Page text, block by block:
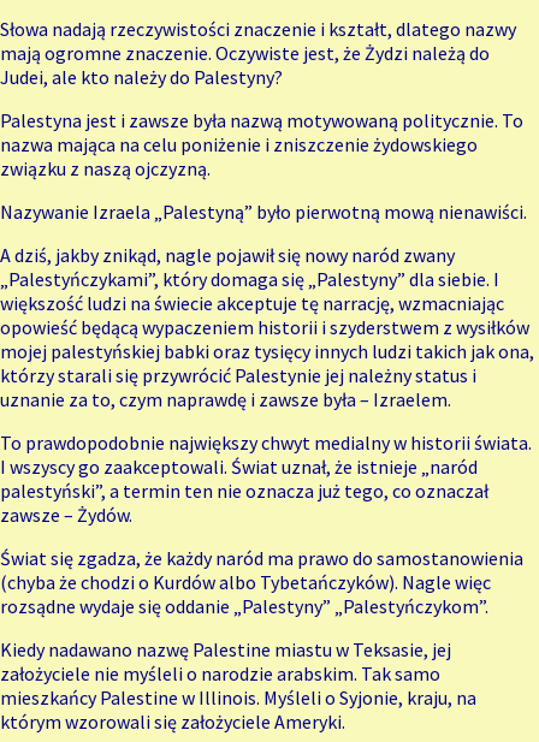
Słowa nadają rzeczywistości znaczenie i kształt, dlatego nazwy
mają ogromne znaczenie. Oczywiste jest, że Żydzi należą do
Judei, ale kto należy do Palestyny?
Palestyna jest i zawsze była nazwą motywowaną politycznie. To
nazwa mająca na celu poniżenie i zniszczenie żydowskiego
związku z naszą ojczyzną.
Nazywanie Izraela „Palestyną” było pierwotną mową nienawiści.
A dziś, jakby znikąd, nagle pojawił się nowy naród zwany
„Palestyńczykami”, który domaga się „Palestyny” dla siebie. I
większość ludzi na świecie akceptuje tę narrację, wzmacniając
opowieść będącą wypaczeniem historii i szyderstwem z wysiłków
mojej palestyńskiej babki oraz tysięcy innych ludzi takich jak ona,
którzy starali się przywrócić Palestynie jej należny status i
uznanie za to, czym naprawdę i zawsze była – Izraelem.
To prawdopodobnie największy chwyt medialny w historii świata.
I wszyscy go zaakceptowali. Świat uznał, że istnieje „naród
palestyński”, a termin ten nie oznacza już tego, co oznaczał
zawsze – Żydów.
Świat się zgadza, że każdy naród ma prawo do samostanowienia
(chyba że chodzi o Kurdów albo Tybetańczyków). Nagle więc
rozsądne wydaje się oddanie „Palestyny” „Palestyńczykom”.
Kiedy nadawano nazwę Palestine miastu w Teksasie, jej
założyciele nie myśleli o narodzie arabskim. Tak samo
mieszkańcy Palestine w Illinois. Myśleli o Syjonie, kraju, na
którym wzorowali się założyciele Ameryki.